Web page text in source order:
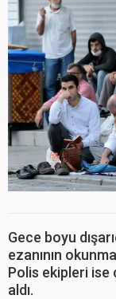
Gece boyu
ezanının
Polis ekipleri ise
aldı.